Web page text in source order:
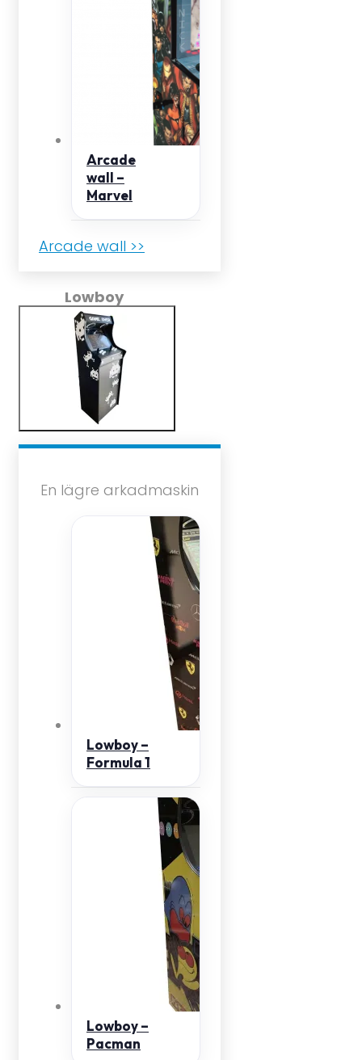
Arcade
wall –
Marvel
Arcade wall >>
Lowboy
En lägre arkadmaskin
Lowboy –
Formula 1
Lowboy –
Pacman